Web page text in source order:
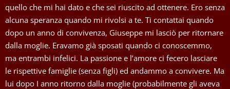
quello che mi hai dato e che sei riuscito ad ottenere. Ero senza
alcuna speranza quando mi rivolsi a te. Ti contattai quando
dopo un anno di convivenza, Giuseppe mi lasciò per ritornare
dalla moglie. Eravamo già sposati quando ci conoscemmo,
ma entrambi infelici. La passione e l’amore ci fecero lasciare
le rispettive famiglie (senza figli) ed andammo a convivere. Ma
lui dopo I anno ritorno dalla moglie (probabilmente gli aveva